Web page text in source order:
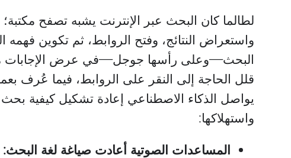
لطالما كان البحث عبر الإنترنت يشبه تصفح
واستعراض النتائج، وفتح الروابط، ثم تكوين
البحث—وعلى رأسها جوجل—في عرض الإجابات
قلل الحاجة إلى النقر على الروابط، فيما عُرف
يواصل الذكاء الاصطناعي إعادة تشكيل كيفية
واستهلاكها:
المساعدات الصوتية أعادت صياغة لغة البحث: